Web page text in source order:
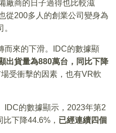
廠商的日子過得也比較滋
從200多人的創業公司變身為
而來的下滑。IDC的數據顯
出貨量為880萬台，同比下降
受衝擊的因素，也有VR軟
IDC的數據顯示，2023年第2
下降44.6%， 已經連續四個